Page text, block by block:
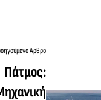
Άρθρο
Πάτμος: